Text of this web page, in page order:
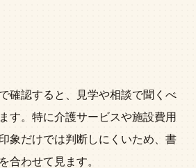
確認すると、見学や相談で聞くべ
す。特に介護サービスや施設費用
象だけでは判断しにくいため、書
合わせて見ます。